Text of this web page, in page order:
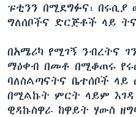
ፑቲንን በሚደግፉና፣
ግለሰቦችና ድርጅቶች ላይ
በአሜሪካ የሚገኝ ንብረትና
ማዕቀብ በመቶ በሚቆጠሩ
ባለስልጣናትና ቤተሰቦች
በሚልኩት ምርት ላይም
ዊዳኩስዋራ ከዋይት ሃውስ